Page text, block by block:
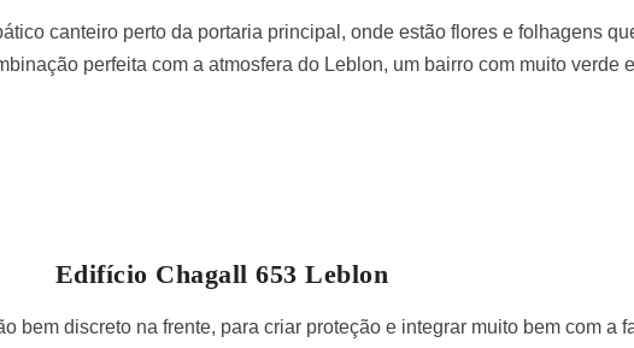
canteiro perto da portaria principal, onde estão flores e folhagens
perfeita com a atmosfera do Leblon, um bairro com muito verde
Edifício Chagall 653 Leblon
bem discreto na frente, para criar proteção e integrar muito bem com a